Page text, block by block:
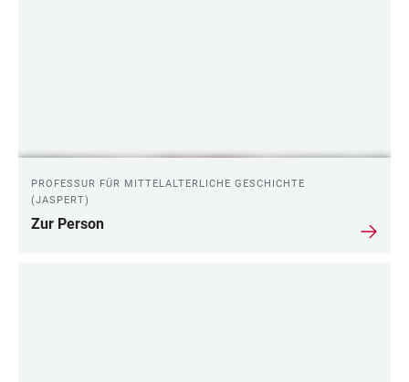
PROFESSUR FÜR MITTELALTERLICHE GESCHICHTE
(JASPERT)
Zur Person